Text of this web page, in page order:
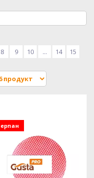
8 9 10 ... 14
15